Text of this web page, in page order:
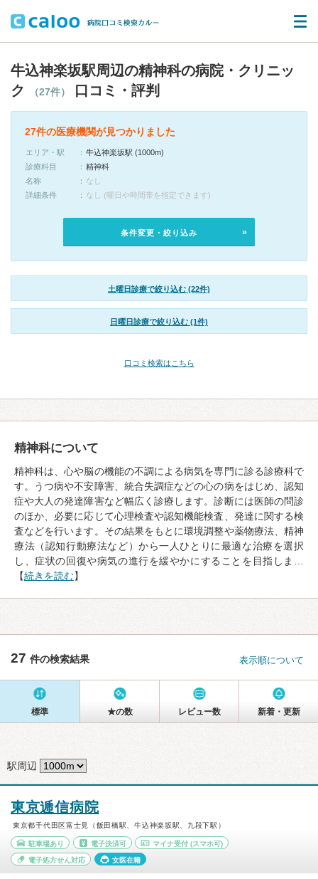
牛込神楽坂駅周辺の精神科の病院・クリニッ
ク
（27件） 口コミ・評判
27件の医療機関が見つかりました
エリア・駅
牛込神楽坂駅 (1000m)
診療科目
精神科
名称
なし
詳細条件
なし (曜日や時間帯を指定できます)
条件変更・絞り込み
土曜日診療で絞り込む (22件)
日曜日診療で絞り込む (1件)
口コミ検索はこちら
精神科について
精神科は、心や脳の機能の不調による病気を専門に診る診療科で
す。うつ病や不安障害、統合失調症などの心の病をはじめ、認知
症や大人の発達障害など幅広く診療します。診断には医師の問診
のほか、必要に応じて心理検査や認知機能検査、発達に関する検
査などを行います。その結果をもとに環境調整や薬物療法、精神
療法（認知行動療法など）から一人ひとりに最適な治療を選択
し、症状の回復や病気の進行を緩やかにすることを目指しま…
【続きを読む】
27 件の検索結果 表示順について
標準 ★の数 レビュー数 新着・更新
駅周辺
東京逓信病院
東京都千代田区富士見（飯田橋駅、牛込神楽坂駅、九段下駅）
駐車場あり 電子決済可 マイナ受付 (スマホ可)
電子処方せん対応 女医在籍